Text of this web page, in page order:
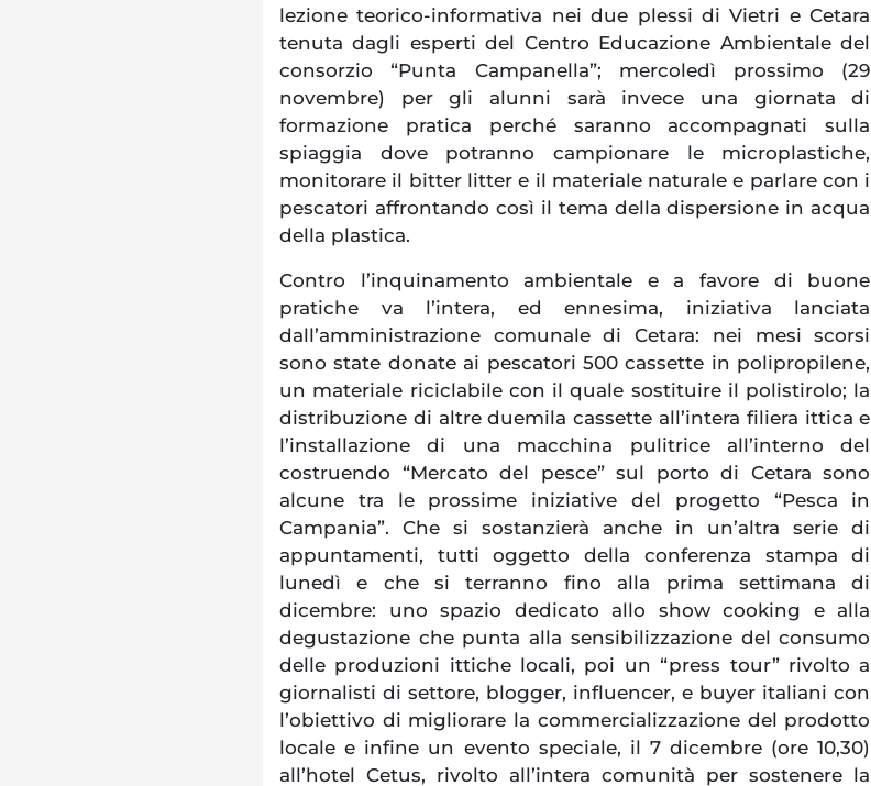
lezione teorico-informativa nei due plessi di Vietri e Cetara
tenuta dagli esperti del Centro Educazione Ambientale del
consorzio “Punta Campanella”; mercoledì prossimo (29
novembre) per gli alunni sarà invece una giornata di
formazione pratica perché saranno accompagnati sulla
spiaggia dove potranno campionare le microplastiche,
monitorare il bitter litter e il materiale naturale e parlare con i
pescatori affrontando così il tema della dispersione in acqua
della plastica.
Contro l’inquinamento ambientale e a favore di buone
pratiche va l’intera, ed ennesima, iniziativa lanciata
dall’amministrazione comunale di Cetara: nei mesi scorsi
sono state donate ai pescatori 500 cassette in polipropilene,
un materiale riciclabile con il quale sostituire il polistirolo; la
distribuzione di altre duemila cassette all’intera filiera ittica e
l’installazione di una macchina pulitrice all’interno del
costruendo “Mercato del pesce” sul porto di Cetara sono
alcune tra le prossime iniziative del progetto “Pesca in
Campania”. Che si sostanzierà anche in un’altra serie di
appuntamenti, tutti oggetto della conferenza stampa di
lunedì e che si terranno fino alla prima settimana di
dicembre: uno spazio dedicato allo show cooking e alla
degustazione che punta alla sensibilizzazione del consumo
delle produzioni ittiche locali, poi un “press tour” rivolto a
giornalisti di settore, blogger, influencer, e buyer italiani con
l’obiettivo di migliorare la commercializzazione del prodotto
locale e infine un evento speciale, il 7 dicembre (ore 10,30)
all’hotel Cetus, rivolto all’intera comunità per sostenere la